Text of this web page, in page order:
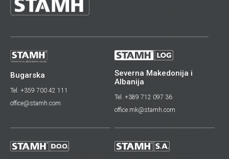
Bugarska
Tel. +359 700 42 111
office@stamh.com
Severna Makedonija i
Albanija
Tel. +389 712 097 36
office.mk@stamh.com